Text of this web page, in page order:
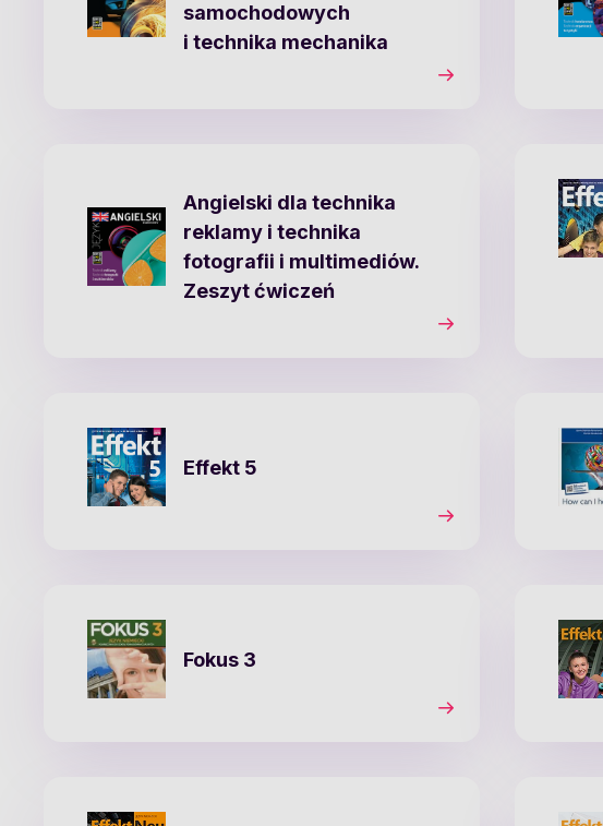
samochodowych
i technika mechanika
Angielski dla technika
reklamy i technika
fotografii i multimediów.
Zeszyt ćwiczeń
Effekt 5
Fokus 3